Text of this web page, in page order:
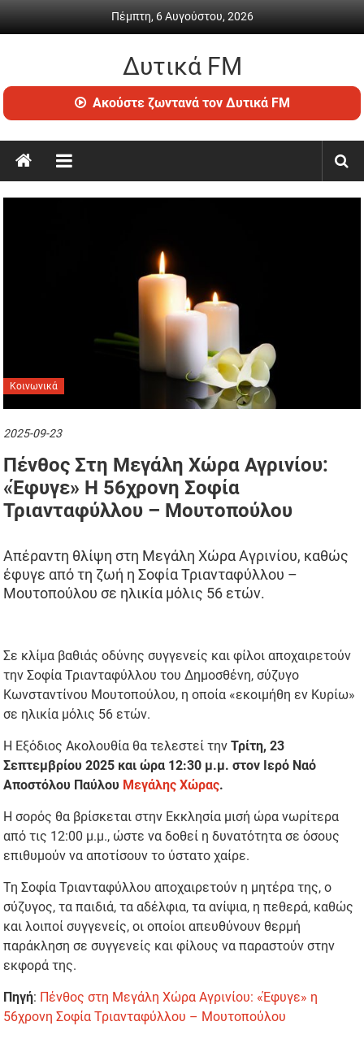
Πέμπτη, 6 Αυγούστου, 2026
Δυτικά FM
Ραδιόφωνο
•
ενημέρωση
Ακούστε ζωντανά τον Δυτικά FM
Κοινωνικά
2025-09-23
Πένθος Στη Μεγάλη Χώρα Αγρινίου:
«Έφυγε» Η 56χρονη Σοφία
Τριανταφύλλου – Μουτοπούλου
Απέραντη θλίψη στη Μεγάλη Χώρα Αγρινίου, καθώς
έφυγε από τη ζωή η Σοφία Τριανταφύλλου –
Μουτοπούλου σε ηλικία μόλις 56 ετών.
Σε κλίμα βαθιάς οδύνης συγγενείς και φίλοι αποχαιρετούν
την Σοφία Τριανταφύλλου του Δημοσθένη, σύζυγο
Κωνσταντίνου Μουτοπούλου, η οποία «εκοιμήθη εν Κυρίω»
σε ηλικία μόλις 56 ετών.
Η Εξόδιος Ακολουθία θα τελεστεί τηνΤρίτη, 23
Σεπτεμβρίου 2025 και ώρα 12:30 μ.μ. στον Ιερό Ναό
Αποστόλου Παύλου Μεγάλης Χώρας.
Η σορός θα βρίσκεται στην Εκκλησία μισή ώρα νωρίτερα
από τις 12:00 μ.μ., ώστε να δοθεί η δυνατότητα σε όσους
επιθυμούν να αποτίσουν το ύστατο χαίρε.
Τη Σοφία Τριανταφύλλου αποχαιρετούν η μητέρα της, ο
σύζυγος, τα παιδιά, τα αδέλφια, τα ανίψια, η πεθερά, καθώς
και λοιποί συγγενείς, οι οποίοι απευθύνουν θερμή
παράκληση σε συγγενείς και φίλους να παραστούν στην
εκφορά της.
Πηγή: Πένθος στη Μεγάλη Χώρα Αγρινίου: «Έφυγε» η
56χρονη Σοφία Τριανταφύλλου – Μουτοπούλου